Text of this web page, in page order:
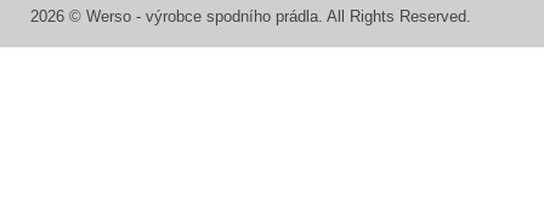
2026 © Werso - výrobce spodního prádla. All Rights Reserved.